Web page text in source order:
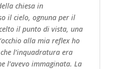
chiesa in
il cielo, ognuna per il
il punto di vista, una
alla mia reflex ho
l’inquadratura era
l’avevo immaginata. La